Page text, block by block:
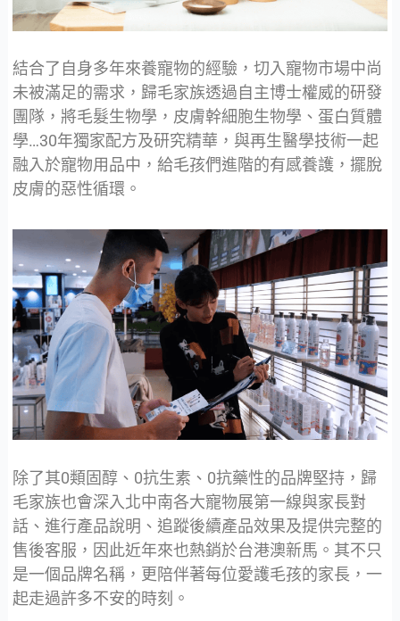
結合了自身多年來養寵物的經驗，切入寵物市場中尚
未被滿足的需求，歸毛家族透過自主博士權威的研發
團隊，將毛髮生物學，皮膚幹細胞生物學、蛋白質體
學…30年獨家配方及研究精華，與再生醫學技術一起
融入於寵物用品中，給毛孩們進階的有感養護，擺脫
皮膚的惡性循環。
除了其0類固醇、0抗生素、0抗藥性的品牌堅持，歸
毛家族也會深入北中南各大寵物展第一線與家長對
話、進行產品說明、追蹤後續產品效果及提供完整的
售後客服，因此近年來也熱銷於台港澳新馬。其不只
是一個品牌名稱，更陪伴著每位愛護毛孩的家長，一
起走過許多不安的時刻。